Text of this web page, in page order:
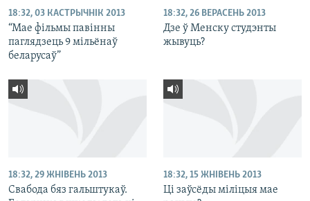
18:32, 03 КАСТРЫЧНІК 2013
“Мае фільмы павінны
паглядзець 9 мільёнаў
беларусаў”
18:32, 26 ВЕРАСЕНЬ 2013
Дзе ў Менску студэнты
жывуць?
18:32, 29 ЖНІВЕНЬ 2013
Свабода бяз гальштукаў.
18:32, 15 ЖНІВЕНЬ 2013
Ці заўсёды міліцыя мае